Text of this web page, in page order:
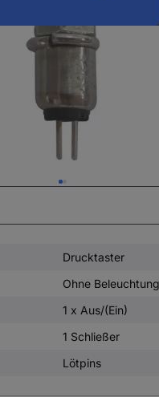
Drucktaster
Ohne Beleuchtung
1 x Aus/(Ein)
1 Schließer
Lötpins